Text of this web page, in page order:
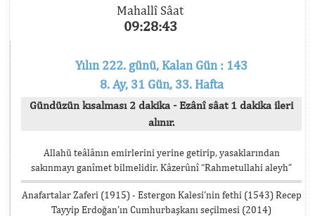
Mahallî Sâat
09:28:43
Yılın 222. günü, Kalan Gün : 143
8. Ay, 31 Gün, 33. Hafta
Gündüzün kısalması 2 dakika - Ezânî sâat 1 dakika ileri
alınır.
Allahü teâlânın emirlerini yerine getirip, yasaklarından
sakınmayı ganîmet bilmelidir. Kâzerûnî “Rahmetullahi aleyh”
Anafartalar Zaferi (1915) - Estergon Kalesi’nin fethi (1543) Recep
Tayyip Erdoğan’ın Cumhurbaşkanı seçilmesi (2014)